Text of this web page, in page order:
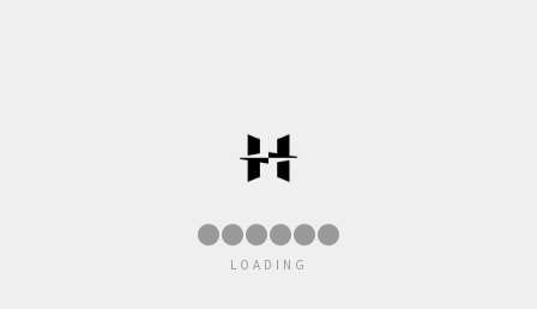
● ●●●
LOADING